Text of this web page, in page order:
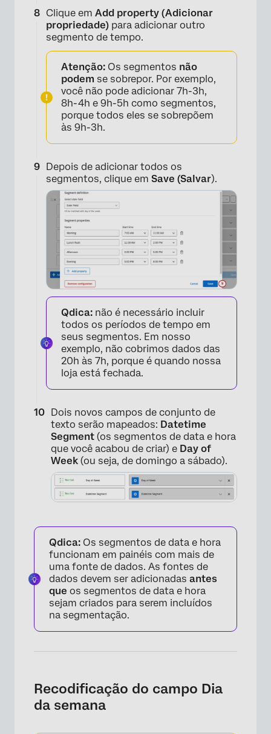
Clique em Add property (Adicionar
propriedade) para adicionar outro
segmento de tempo.
Atenção: Os segmentos não
podem se sobrepor. Por exemplo,
você não pode adicionar 7h-3h,
8h-4h e 9h-5h como segmentos,
porque todos eles se sobrepõem
às 9h-3h.
Depois de adicionar todos os
segmentos, clique em Save (Salvar).
Qdica: não é necessário incluir
todos os períodos de tempo em
seus segmentos. Em nosso
exemplo, não cobrimos dados das
20h às 7h, porque é quando nossa
loja está fechada.
Dois novos campos de conjunto de
texto serão mapeados: Datetime
Segment (os segmentos de data e hora
que você acabou de criar) e Day of
Week (ou seja, de domingo a sábado).
Qdica: Os segmentos de data e hora
funcionam em painéis com mais de
uma fonte de dados. As fontes de
dados devem ser adicionadas antes
que os segmentos de data e hora
sejam criados para serem incluídos
na segmentação.
Recodificação do campo Dia
da semana